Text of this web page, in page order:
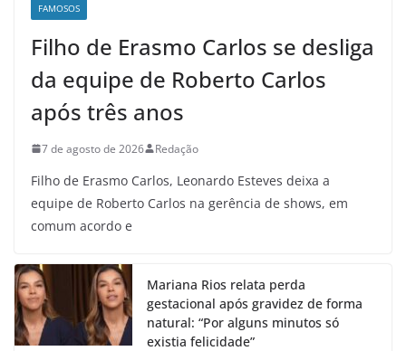
FAMOSOS
Filho de Erasmo Carlos se desliga
da equipe de Roberto Carlos
após três anos
7 de agosto de 2026 Redação
Filho de Erasmo Carlos, Leonardo Esteves deixa a
equipe de Roberto Carlos na gerência de shows, em
comum acordo e
Mariana Rios relata perda
gestacional após gravidez de forma
natural: “Por alguns minutos só
existia felicidade”